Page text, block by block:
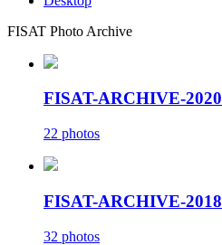
FISAT Photo Archive
FISAT-ARCHIVE-2020
22 photos
FISAT-ARCHIVE-2018
32 photos